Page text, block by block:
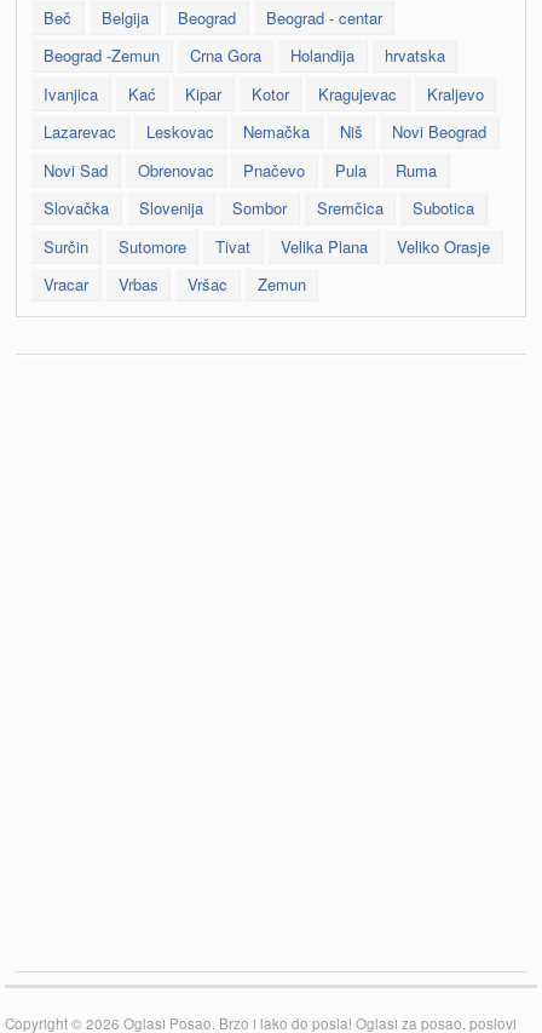
Beč
Belgija Beograd
Beograd - centar
Beograd -Zemun
Crna Gora Holandija
hrvatska
Ivanjica
Kać Kipar Kotor Kragujevac
Kraljevo
Lazarevac
Leskovac Nemačka Niš
Novi Beograd
Novi Sad
Obrenovac Pnačevo Pula
Ruma
Slovačka
Slovenija Sombor Sremčica
Subotica
Surčin
Sutomore Tivat Velika Plana
Veliko Orasje
Vracar
Vrbas Vršac Zemun
Copyright © 2026 Oglasi Posao. Brzo i lako do posla! Oglasi za posao, poslovi